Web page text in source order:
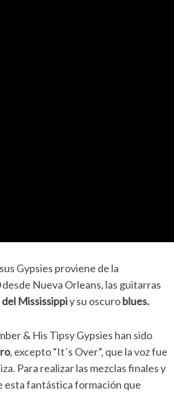
Gypsies proviene de la
desde Nueva Orleans, las guitarras
Mississippiy su oscuroblues.
& His Tipsy Gypsies han sido
, excepto “It´s Over”, que la voz fue
Para realizar las mezclas finales y
esta fantástica formación que